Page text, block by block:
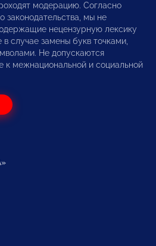
модерацию. Согласно
законодательства, мы не
нецензурную лексику
случае замены букв точками,
Не допускаются
межнациональной и социальной